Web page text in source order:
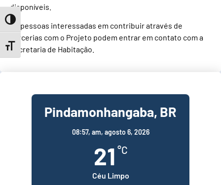
Toggle High Contrast
Toggle Font size
disponíveis.
As pessoas interessadas em contribuir através de
parcerias com o Projeto podem entrar em contato com a
Secretaria de Habitação.
Pindamonhangaba, BR
08:57, am, agosto 6, 2026
21 °C
Céu Limpo